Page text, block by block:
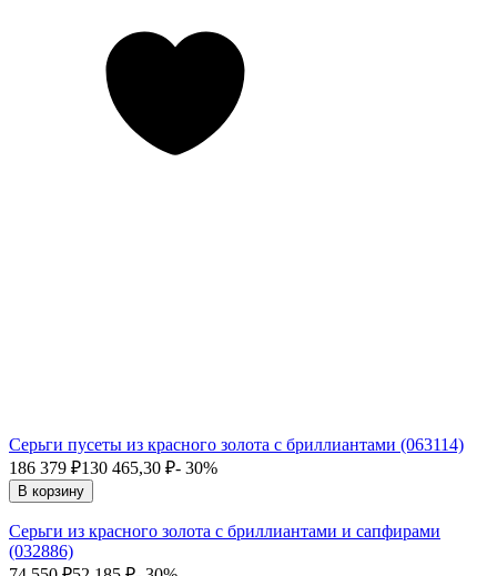
Серьги пусеты из красного золота с бриллиантами (063114)
186 379 ₽130 465,30 ₽- 30%
В корзину
Серьги из красного золота с бриллиантами и сапфирами
(032886)